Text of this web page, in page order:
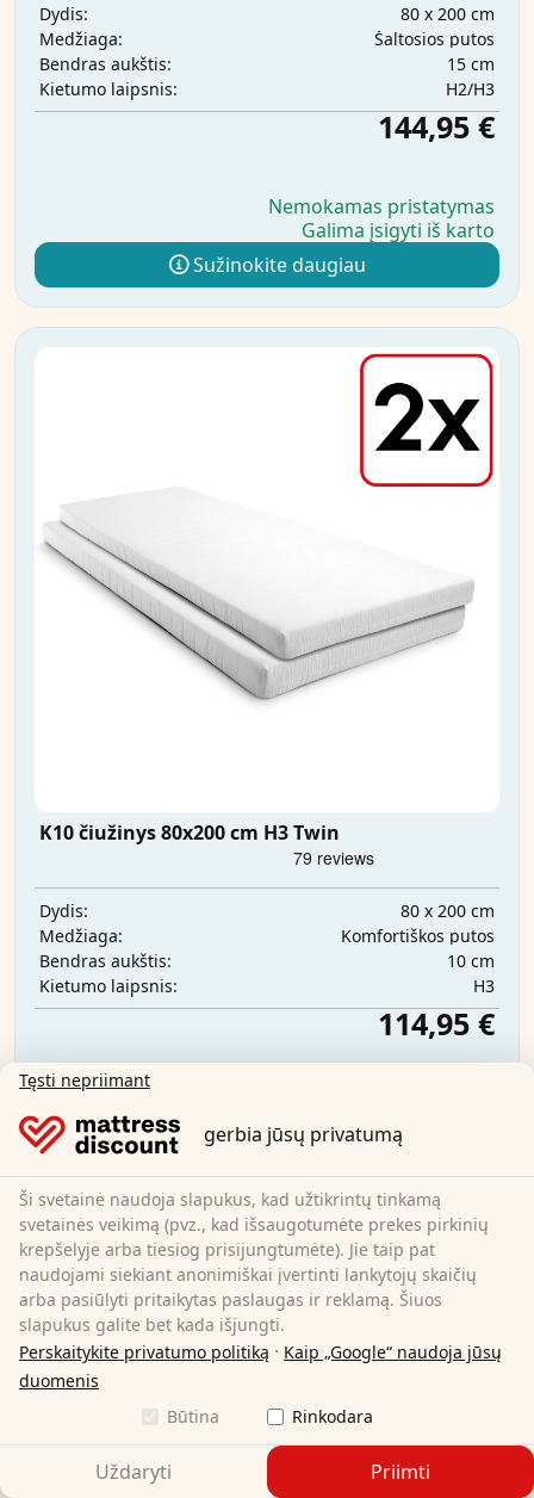
Dydis:
80 x 200 cm
Medžiaga:
Šaltosios putos
Bendras aukštis:
15 cm
Kietumo laipsnis:
H2/H3
144,95 €
Nemokamas pristatymas
Galima įsigyti iš karto
Sužinokite daugiau
K10 čiužinys 80x200 cm H3 Twin
Dydis:
80 x 200 cm
Medžiaga:
Komfortiškos putos
Bendras aukštis:
10 cm
Kietumo laipsnis:
H3
114,95 €
Galima įsigyti iš karto
Tęsti nepriimant
gerbia jūsų privatumą
Ši svetainė naudoja slapukus, kad užtikrintų tinkamą
svetainės veikimą (pvz., kad išsaugotumėte prekes pirkinių
krepšelyje arba tiesiog prisijungtumėte). Jie taip pat
naudojami siekiant anonimiškai įvertinti lankytojų skaičių
arba pasiūlyti pritaikytas paslaugas ir reklamą. Šiuos
slapukus galite bet kada išjungti.
Perskaitykite privatumo politiką · Kaip „Google“ naudoja jūsų
duomenis
Būtina
Rinkodara
Uždaryti Priimti